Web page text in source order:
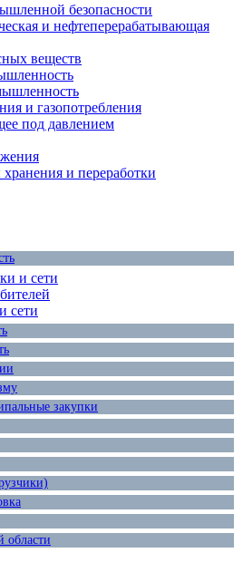
безопасности
и нефтеперерабатывающая
веществ
и газопотребления
под давлением
и переработки
и сети
сети
закупки
области